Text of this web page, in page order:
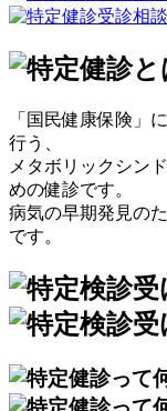
「国民健康保険」
行う、
メタボリックシン
めの健診です。
病気の早期発見の
です。